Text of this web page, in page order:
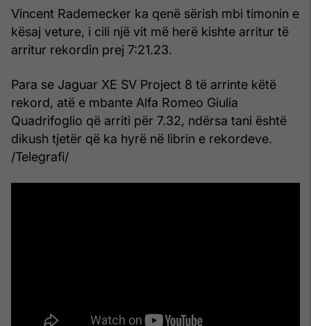
Vincent Rademecker ka qenë sërish mbi timonin e
kësaj veture, i cili një vit më herë kishte arritur të
arritur rekordin prej 7:21.23.
Para se Jaguar XE SV Project 8 të arrinte këtë
rekord, atë e mbante Alfa Romeo Giulia
Quadrifoglio që arriti për 7.32, ndërsa tani është
dikush tjetër që ka hyrë në librin e rekordeve.
/Telegrafi/